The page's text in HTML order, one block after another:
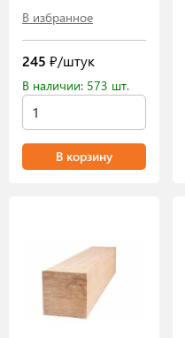
В избранное
245 ₽/штук
В наличии: 573 шт.
В корзину